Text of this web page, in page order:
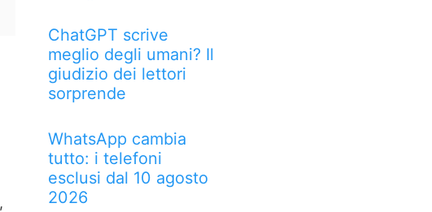
,
ChatGPT scrive
meglio degli umani? Il
giudizio dei lettori
sorprende
WhatsApp cambia
tutto: i telefoni
esclusi dal 10 agosto
2026